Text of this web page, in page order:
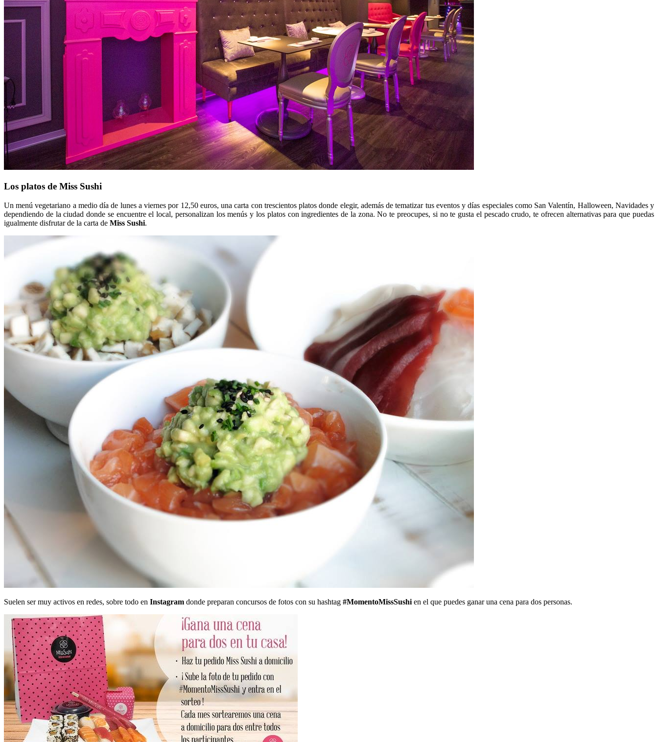
Los platos de Miss Sushi
Un menú vegetariano a medio día de lunes a viernes por 12,50 euros, una carta con trescientos platos donde elegir, además de tematizar tus eventos y días especiales como San Valentín, Halloween, Navidades y
dependiendo de la ciudad donde se encuentre el local, personalizan los menús y los platos con ingredientes de la zona. No te preocupes, si no te gusta el pescado crudo, te ofrecen alternativas para que puedas
igualmente disfrutar de la carta de Miss Sushi.
Suelen ser muy activos en redes, sobre todo en Instagram donde preparan concursos de fotos con su hashtag #MomentoMissSushi en el que puedes ganar una cena para dos personas.